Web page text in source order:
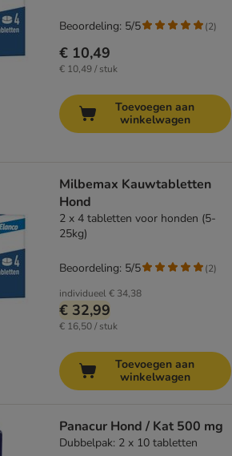
€ 10,49
€ 10,49 / stuk
Beoordeling: 5/5 (2)
Toevoegen aan
winkelwagen
Milbemax Kauwtabletten
Hond
2 x 4 tabletten voor honden (5-
25kg)
individueel€ 34,38
€ 32,99
€ 16,50 / stuk
Beoordeling: 5/5 (2)
Toevoegen aan
winkelwagen
Panacur Hond / Kat 500 mg
Dubbelpak: 2 x 10 tabletten